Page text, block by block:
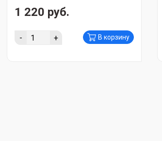
1 220 руб.
- + В корзину